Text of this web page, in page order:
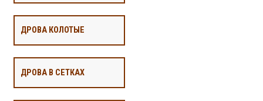
ДРОВА КОЛОТЫЕ
ДРОВА В СЕТКАХ